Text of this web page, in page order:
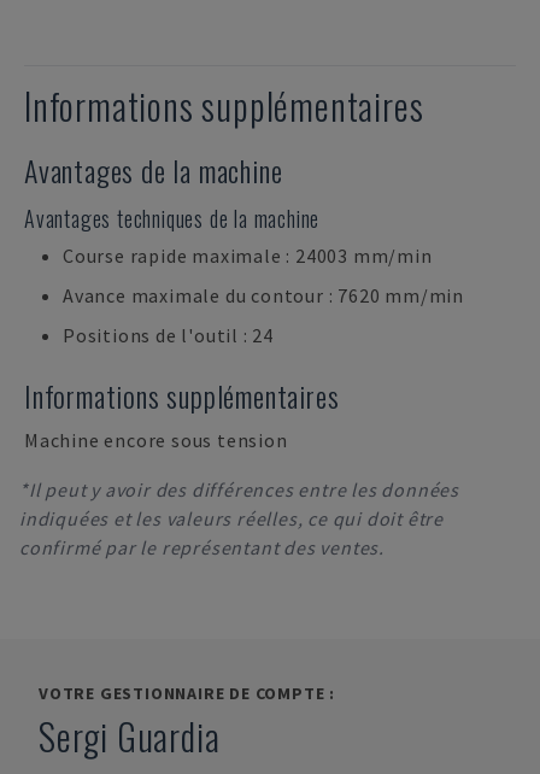
Informations supplémentaires
Avantages de la machine
Avantages techniques de la machine
Course rapide maximale : 24003 mm/min
Avance maximale du contour : 7620 mm/min
Positions de l'outil : 24
Informations supplémentaires
Machine encore sous tension
*Il peut y avoir des différences entre les données
indiquées et les valeurs réelles, ce qui doit être
confirmé par le représentant des ventes.
VOTRE GESTIONNAIRE DE COMPTE :
Sergi Guardia